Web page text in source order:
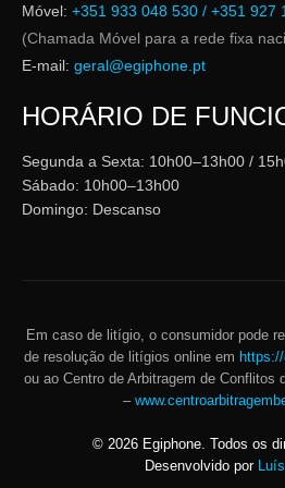
Móvel: +351 933 048 530 / +351 927
(Chamada Móvel para a rede fixa
E-mail: geral@egiphone.pt
HORÁRIO DE
Segunda a Sexta: 10h00–13h00 /
Sábado: 10h00–13h00
Domingo: Descanso
Em caso de litígio, o consumidor pode
de resolução de litígios online em
ou ao Centro de Arbitragem de Conflitos
–
© 2026Egiphone. Todos os
Desenvolvido por